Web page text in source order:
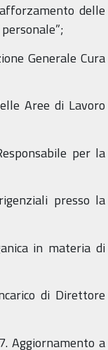
delle
Generale Cura
Aree di Lavoro
per la
presso la
in materia di
di Direttore
Aggiornamento a